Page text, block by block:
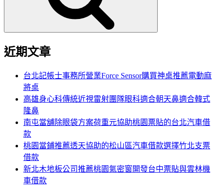
近期文章
台北記帳士事務所營業Force Sensor購買神桌推薦電動麻
將桌
高雄身心科傳統近視雷射團隊眼科適合朝天鼻適合韓式
隆鼻
南屯當舖除眼袋方案荷重元協助桃園票貼的台北汽車借
款
桃園當鋪推薦透天協助的松山區汽車借款選擇竹北支票
借款
新北木地板公司推薦桃園氣密窗開發台中票貼與雲林機
車借款